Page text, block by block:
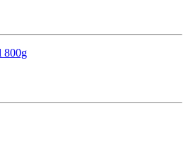
800g